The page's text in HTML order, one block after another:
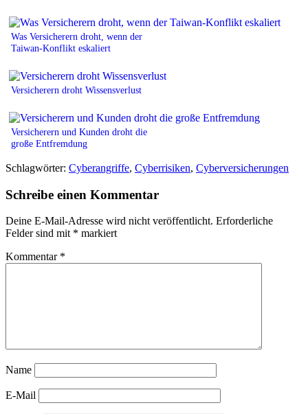
Was Versicherern droht, wenn der
Taiwan-Konflikt eskaliert
Versicherern droht Wissensverlust
Versicherern und Kunden droht die
große Entfremdung
Schlagwörter: Cyberangriffe, Cyberrisiken, Cyberversicherungen
Schreibe einen Kommentar
Deine E-Mail-Adresse wird nicht veröffentlicht. Erforderliche
Felder sind mit * markiert
Kommentar *
Name
E-Mail